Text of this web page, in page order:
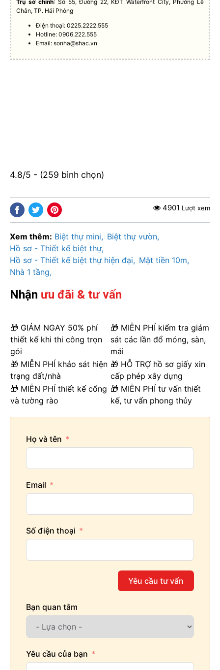
Trụ sở chính: Số 55, Đường 22, KĐT Waterfront City, Phường Lê
Chân, TP. Hải Phòng
Điện thoại: 0225.2222.555
Hotline: 0906.222.555
Email:sonha@shac.vn
4.8/5 - (259 bình chọn)
4901 Lượt xem
Xem thêm: Biệt thự mini
Biệt thự vườn
Hồ sơ - Thiết kế biệt thự
Hồ sơ - Thiết kế biệt thự hiện đại
Mặt tiền 10m
Nhà 1 tầng
Nhận ưu đãi & tư vấn
🎁 GIẢM NGAY 50% phí
thiết kế khi thi công trọn
gói
🎁 MIỄN PHÍ kiểm tra giám
sát các lần đổ móng, sàn,
mái
🎁 MIỄN PHÍ khảo sát hiện
trạng đất/nhà
🎁 HỖ TRỢ hồ sơ giấy xin
cấp phép xây dựng
🎁 MIỄN PHÍ thiết kế cổng
và tường rào
🎁 MIỄN PHÍ tư vấn thiết
kế, tư vấn phong thủy
Họ và tên
Email
Số điện thoại
Yêu cầu tư vấn
Bạn quan tâm
Yêu cầu của bạn